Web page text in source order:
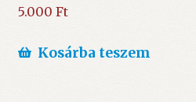
5.000 Ft
Kosárba teszem